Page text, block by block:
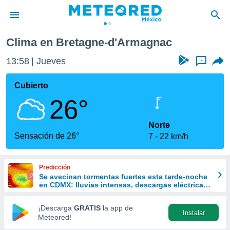
de
ha sido
que se
calidad.
a este
las
y
forma
digital
basada
Clima en Bretagne-d'Armagnac
13:58 Jueves ...
Cubierto
26°
Sensación de 26°
Norte
7
22 km/h
Predicción
Se avecinan tormentas fuertes esta tarde-noche
en CDMX: lluvias intensas, descargas eléctricas
¡Descarga GRATIS la app de
Meteored!
Instalar